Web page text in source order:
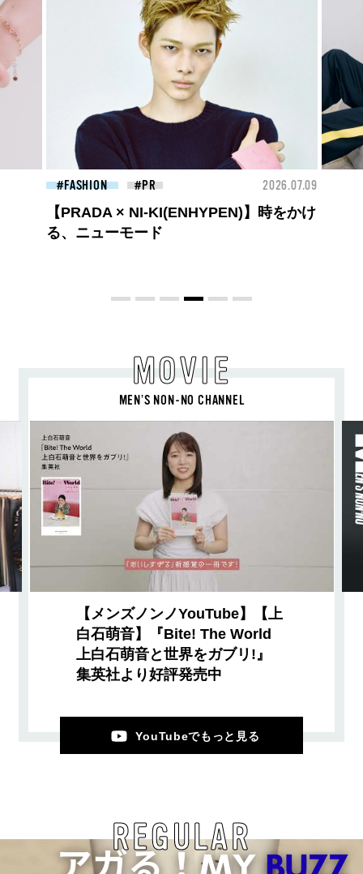
FASHION 2026.07.09
ロエベの新しい世界へようこそ。大胆な
コントラストとレイヤードの先に。装う
MOVIE
MEN’S NON-NO CHANNEL
【メンズノンノYouTube】【上
白石萌音】『Bite! The World
上白石萌音と世界をガブリ!』
集英社より好評発売中
YouTubeでもっと見る
REGULAR